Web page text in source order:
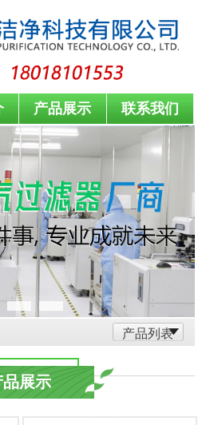
产品展示 联系我们
产品列表
品展示